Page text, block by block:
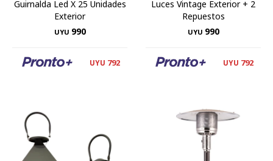
Guirnalda Led X 25 Unidades
Exterior
UYU 990
UYU 792
Luces Vintage Exterior + 2
Repuestos
UYU 990
UYU 792